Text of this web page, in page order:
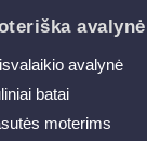
avalynė
avalynė
batai
moterims